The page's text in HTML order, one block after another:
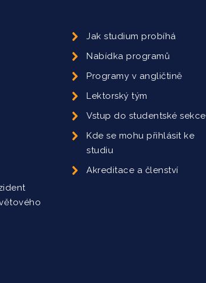
Jak studium probíhá
Nabídka programů
Programy v angličtině
Lektorský tým
Vstup do studentské sekce
Kde se mohu přihlásit ke
studiu
Akreditace a členství